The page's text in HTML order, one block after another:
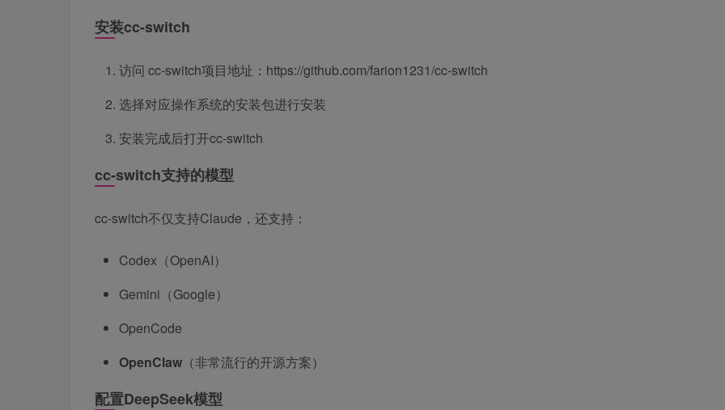
安装cc-switch
访问 cc-switch项目地址：https://github.com/farion1231/cc-switch
选择对应操作系统的安装包进行安装
安装完成后打开cc-switch
cc-switch支持的模型
cc-switch不仅支持Claude，还支持：
Codex（OpenAI）
Gemini（Google）
OpenCode
OpenClaw （非常流行的开源方案）
配置DeepSeek模型